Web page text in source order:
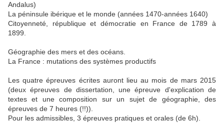
Andalus)
La péninsule ibérique et le monde (années 1470-années 1640)
Citoyenneté, république et démocratie en France de 1789 à
1899.
Géographie des mers et des océans.
La France : mutations des systèmes productifs
Les quatre épreuves écrites auront lieu au mois de mars 2015
(deux épreuves de dissertation, une épreuve d'explication de
textes et une composition sur un sujet de géographie, des
épreuves de 7 heures (!!)).
Pour les admissibles, 3 épreuves pratiques et orales (de 6h).